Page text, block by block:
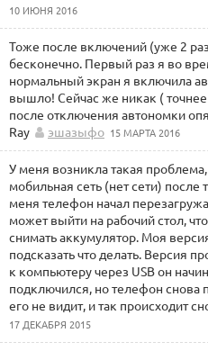
10 ИЮНЯ 2016
Тоже после включений (уже 2
бесконечно. Первый раз я во
нормальный экран я включила
вышло! Сейчас же никак (
после отключения автономки
Ray
эшазыфо 15 МАРТА 2016
У меня возникла такая
мобильная сеть (нет сети)
меня телефон начал
может выйти на рабочий стол,
снимать аккумулятор. Моя
подсказать что делать. Версия
к компьютеру через USB он
подключился, но телефон снова
его не видит, и так происходит
17 ДЕКАБРЯ 2015